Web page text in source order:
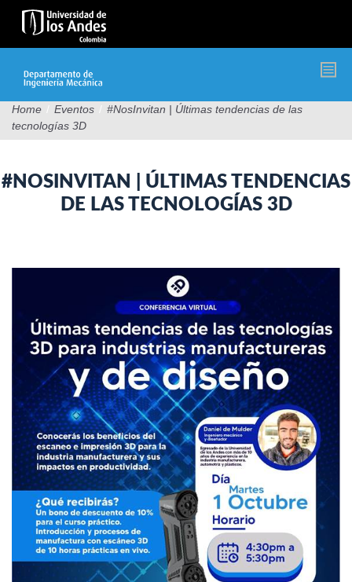
Pasar
contenido
Home / Eventos / #NosInvitan | Últimas tendencias de las
tecnologías 3D
#NOSINVITAN | ÚLTIMAS TENDENCIAS
DE LAS TECNOLOGÍAS 3D